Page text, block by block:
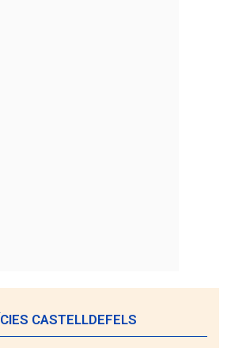
CASTELLDEFELS